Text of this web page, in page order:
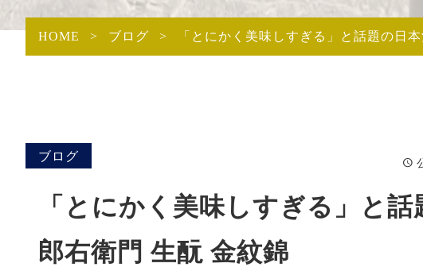
HOME > ブログ > 「とにかく美味しすぎる」と話題の日
ブログ
「とにかく美味しすぎる」と
郎右衛門 生酛 金紋錦